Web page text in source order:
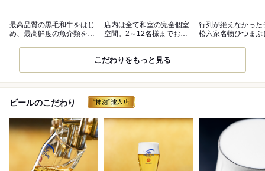
最高品質の黒毛和牛をはじ
め、最高鮮度の魚介類を炭
店内は全て和室の完全個室
空間。2～12名様までお迎
行列が絶えなかった
松六家名物ひつまぶ
こだわりをもっと見る
ビールのこだわり